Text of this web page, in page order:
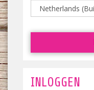
INLOGGEN